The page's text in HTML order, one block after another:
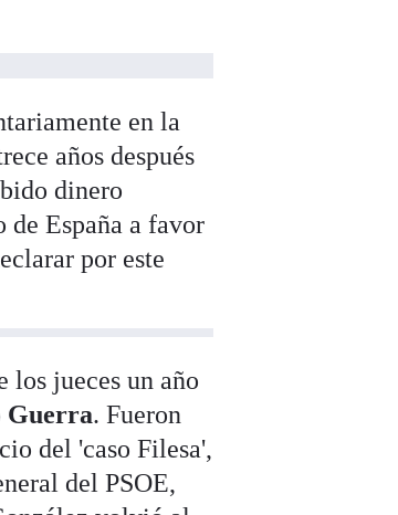
en la
años después
dinero
de España a favor
por este
los jueces un año
Guerra. Fueron
del 'caso Filesa',
del PSOE,